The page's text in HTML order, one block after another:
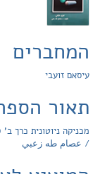
המחברים
עיסאם זועבי
תאור
מכניקה ניוטונית כרך ב'
/ عصام طه زعبي